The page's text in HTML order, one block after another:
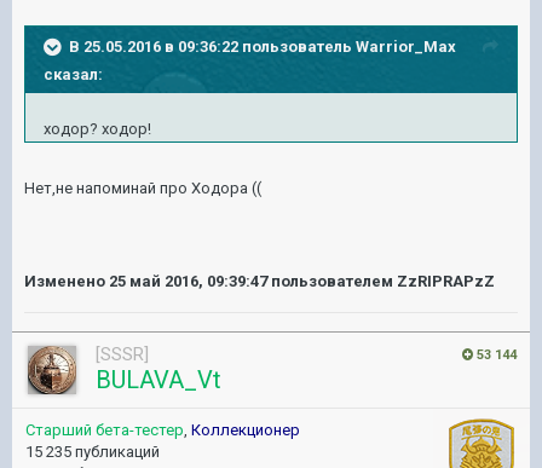
В 25.05.2016 в 09:36:22 пользователь Warrior_Max
сказал:
ходор? ходор!
Нет,не напоминай про Ходора ((
Изменено 25 май 2016, 09:39:47пользователем ZzRIPRAPzZ
53 144
[SSSR]
BULAVA_Vt
Старший бета-тестер, Коллекционер
15 235 публикаций